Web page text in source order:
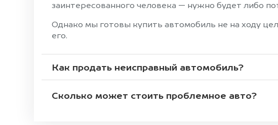
заинтересованного человека — нужно будет либо
Однако мы готовы купить автомобиль не на ходу
его.
Как продать неисправный автомобиль?
Сколько может стоить проблемное авто?